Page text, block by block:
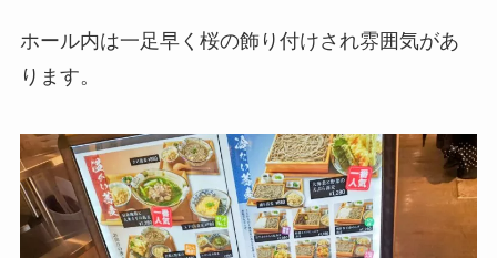
ホール内は一足早く桜の飾り付けされ雰囲気があ
ります。